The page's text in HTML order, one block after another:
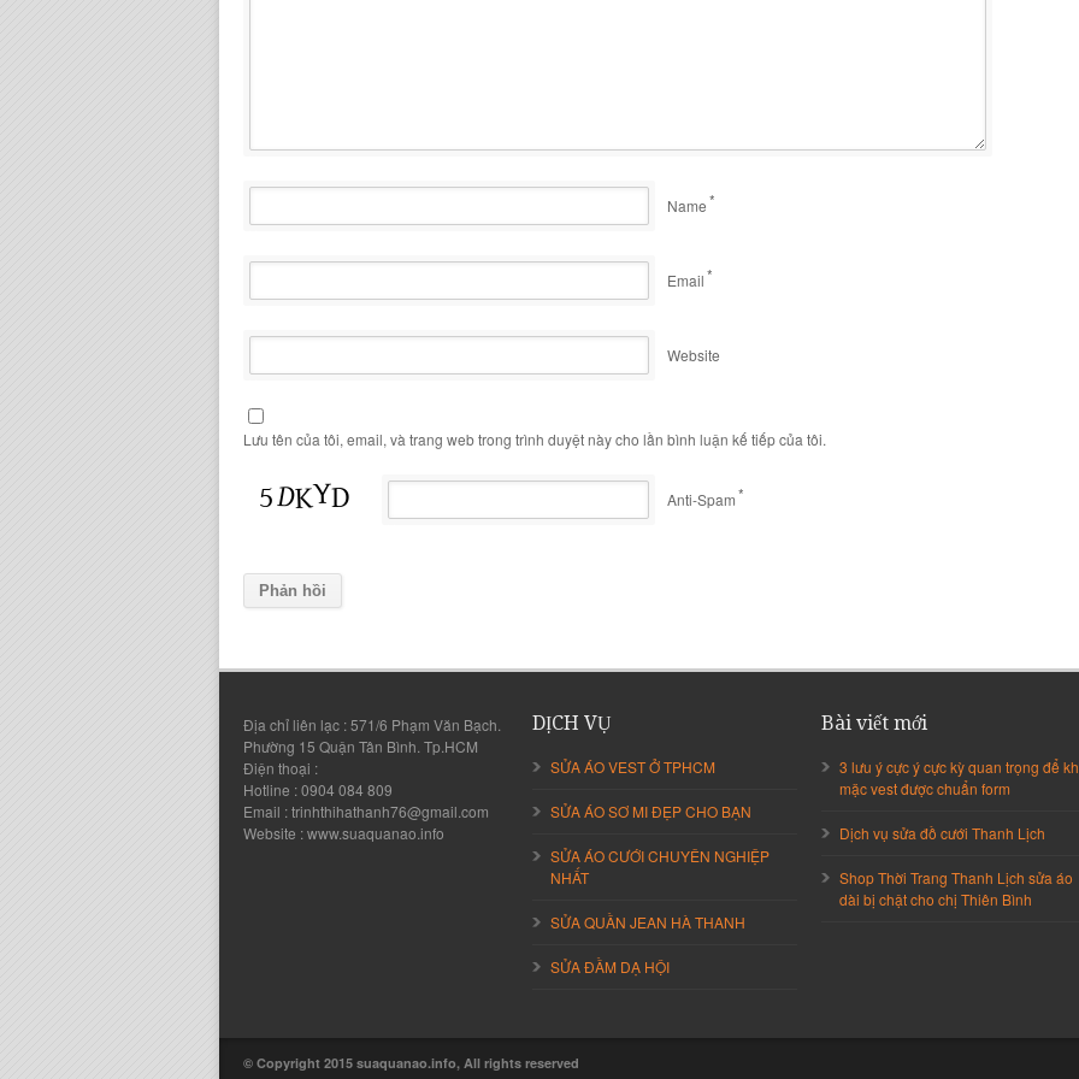
Name*
Email*
Website
Lưu tên của tôi, email, và trang web trong trình duyệt này cho lần bình luận kế tiếp của tôi.
Anti-Spam*
Địa chỉ liên lạc : 571/6 Phạm Văn Bạch.
Phường 15 Quận Tân Bình. Tp.HCM
Điện thoại :
Hotline : 0904 084 809
Email : trinhthihathanh76@gmail.com
Website : www.suaquanao.info
DỊCH VỤ
SỬA ÁO VEST Ở TPHCM
SỬA ÁO SƠ MI ĐẸP CHO BẠN
SỬA ÁO CƯỚI CHUYÊN NGHIỆP
NHẤT
SỬA QUẦN JEAN HÀ THANH
SỬA ĐẦM DẠ HỘI
Bài viết mới
3 lưu ý cực ý cực kỳ quan trọng để
mặc vest được chuẩn form
Dịch vụ sửa đồ cưới Thanh Lịch
Shop Thời Trang Thanh Lịch sửa áo
dài bị chật cho chị Thiên Bình
© Copyright 2015 suaquanao.info, All rights reserved